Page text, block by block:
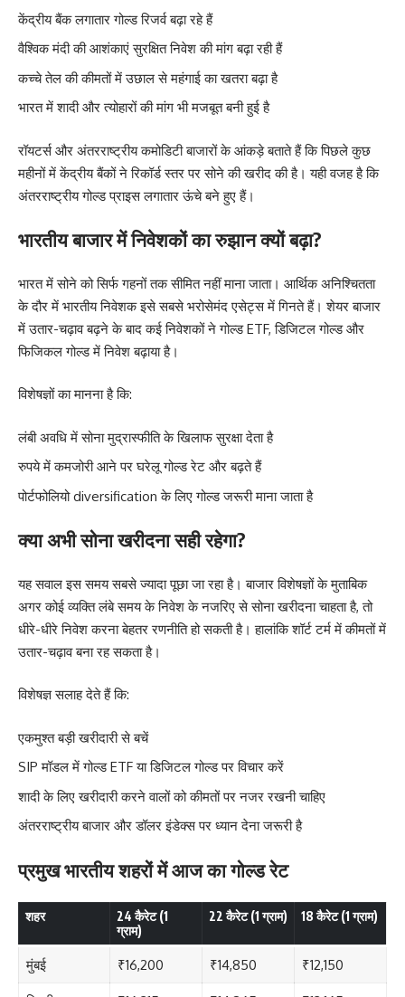
केंद्रीय बैंक लगातार गोल्ड रिजर्व बढ़ा रहे हैं
वैश्विक मंदी की आशंकाएं सुरक्षित निवेश की मांग बढ़ा रही हैं
कच्चे तेल की कीमतों में उछाल से महंगाई का खतरा बढ़ा है
भारत में शादी और त्योहारों की मांग भी मजबूत बनी हुई है
रॉयटर्स और अंतरराष्ट्रीय कमोडिटी बाजारों के आंकड़े बताते हैं कि पिछले कुछ
महीनों में केंद्रीय बैंकों ने रिकॉर्ड स्तर पर सोने की खरीद की है। यही वजह है कि
अंतरराष्ट्रीय गोल्ड प्राइस लगातार ऊंचे बने हुए हैं।
भारतीय बाजार में निवेशकों का रुझान क्यों बढ़ा?
भारत में सोने को सिर्फ गहनों तक सीमित नहीं माना जाता। आर्थिक अनिश्चितता
के दौर में भारतीय निवेशक इसे सबसे भरोसेमंद एसेट्स में गिनते हैं। शेयर बाजार
में उतार-चढ़ाव बढ़ने के बाद कई निवेशकों ने गोल्ड ETF, डिजिटल गोल्ड और
फिजिकल गोल्ड में निवेश बढ़ाया है।
विशेषज्ञों का मानना है कि:
लंबी अवधि में सोना मुद्रास्फीति के खिलाफ सुरक्षा देता है
रुपये में कमजोरी आने पर घरेलू गोल्ड रेट और बढ़ते हैं
पोर्टफोलियो diversification के लिए गोल्ड जरूरी माना जाता है
क्या अभी सोना खरीदना सही रहेगा?
यह सवाल इस समय सबसे ज्यादा पूछा जा रहा है। बाजार विशेषज्ञों के मुताबिक
अगर कोई व्यक्ति लंबे समय के निवेश के नजरिए से सोना खरीदना चाहता है, तो
धीरे-धीरे निवेश करना बेहतर रणनीति हो सकती है। हालांकि शॉर्ट टर्म में कीमतों में
उतार-चढ़ाव बना रह सकता है।
विशेषज्ञ सलाह देते हैं कि:
एकमुश्त बड़ी खरीदारी से बचें
SIP मॉडल में गोल्ड ETF या डिजिटल गोल्ड पर विचार करें
शादी के लिए खरीदारी करने वालों को कीमतों पर नजर रखनी चाहिए
अंतरराष्ट्रीय बाजार और डॉलर इंडेक्स पर ध्यान देना जरूरी है
प्रमुख भारतीय शहरों में आज का गोल्ड रेट
शहर
24 कैरेट (1
ग्राम)
22 कैरेट (1 ग्राम) 18 कैरेट (1 ग्राम)
मुंबई ₹16,200 ₹14,850 ₹12,150